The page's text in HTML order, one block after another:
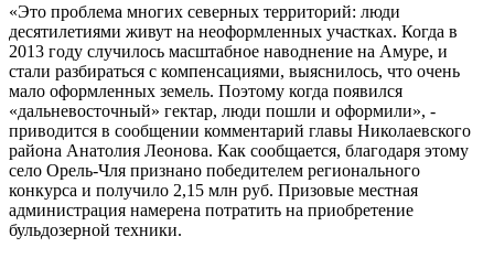
«Это проблема многих северных территорий: люди
десятилетиями живут на неоформленных участках. Когда в
2013 году случилось масштабное наводнение на Амуре, и
стали разбираться с компенсациями, выяснилось, что очень
мало оформленных земель. Поэтому когда появился
«дальневосточный» гектар, люди пошли и оформили», -
приводится в сообщении комментарий главы Николаевского
района Анатолия Леонова. Как сообщается, благодаря этому
село Орель-Чля признано победителем регионального
конкурса и получило 2,15 млн руб. Призовые местная
администрация намерена потратить на приобретение
бульдозерной техники.